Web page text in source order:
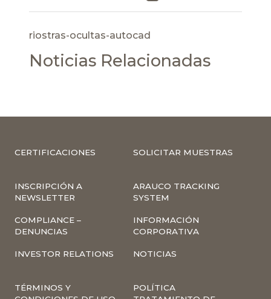
riostras-ocultas-autocad
Noticias Relacionadas
CERTIFICACIONES SOLICITAR MUESTRAS
INSCRIPCIÓN A
NEWSLETTER
ARAUCO TRACKING
SYSTEM
COMPLIANCE –
DENUNCIAS
INFORMACIÓN
CORPORATIVA
INVESTOR RELATIONS NOTICIAS
TÉRMINOS Y
POLÍTICA